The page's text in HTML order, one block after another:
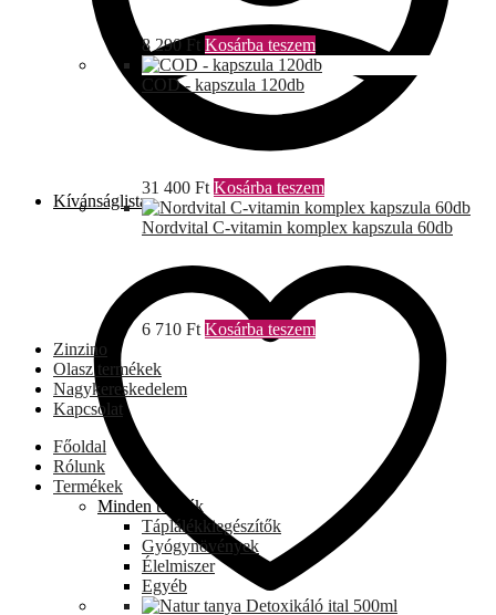
Kívánságlista
8 290Ft Kosárba teszem
COD - kapszula 120db
31 400 Ft Kosárba teszem
Nordvital C-vitamin komplex kapszula 60db
6 710 Ft Kosárba teszem
Zinzino
Olasz termékek
Nagykereskedelem
Kapcsolat
Főoldal
Rólunk
Termékek
Minden termék
Táplálékkiegészítők
Gyógynövények
Élelmiszer
Egyéb